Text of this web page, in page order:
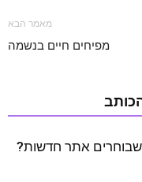
מאמר הבא
מפיחים חיים בנשמה
אתר חדשות?